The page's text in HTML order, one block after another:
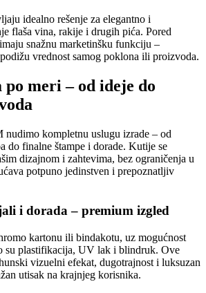
idealno rešenje za elegantno i
flaša vina, rakije i drugih pića. Pored
snažnu marketinšku funkciju –
vrednost samog poklona ili proizvoda.
meri – od ideje do
kompletnu uslugu izrade – od
do finalne štampe i dorade. Kutije se
dizajnom i zahtevima, bez ograničenja u
potpuno jedinstven i prepoznatljiv
i dorada – premium izgled
kartonu ili bindakotu, uz mogućnost
su plastifikacija, UV lak i blindruk. Ove
vizuelni efekat, dugotrajnost i luksuzan
utisak na krajnjeg korisnika.